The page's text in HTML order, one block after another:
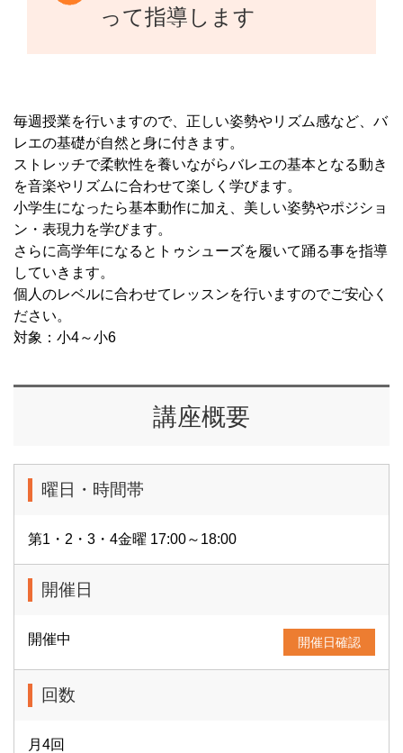
って指導します
毎週授業を行いますので、正しい姿勢やリズム感など、バ
レエの基礎が自然と身に付きます。
ストレッチで柔軟性を養いながらバレエの基本となる動き
を音楽やリズムに合わせて楽しく学びます。
小学生になったら基本動作に加え、美しい姿勢やポジショ
ン・表現力を学びます。
さらに高学年になるとトゥシューズを履いて踊る事を指導
していきます。
個人のレベルに合わせてレッスンを行いますのでご安心く
ださい。
対象：小4～小6
講座概要
曜日・時間帯
第1・2・3・4金曜 17:00～18:00
開催日
開催中 開催日確認
回数
月4回